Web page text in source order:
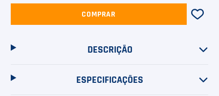
COMPRAR
DESCRIÇÃO
ESPECIFICAÇÕES